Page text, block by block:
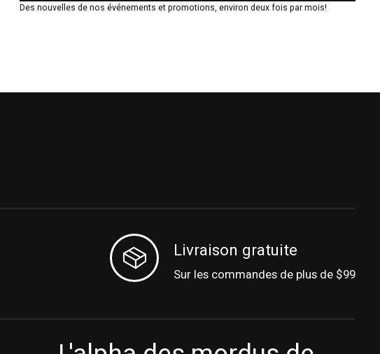
Des nouvelles de nos événements et promotions, environ deux fois par mois!
Livraison gratuite
Sur les commandes de plus de $99